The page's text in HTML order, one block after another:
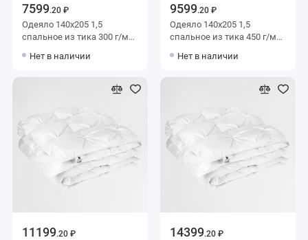
7599.20 ₽
Одеяло 140х205 1,5
спальное из тика 300 г/м2
Нет в наличии
9599.20 ₽
Одеяло 140х205 1,5
спальное из тика 450 г/м2
Нет в наличии
11199.20 ₽ 14399.20 ₽